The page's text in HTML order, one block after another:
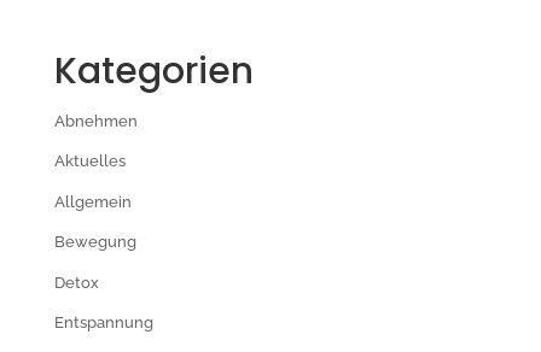
Kategorien
Abnehmen
Aktuelles
Allgemein
Bewegung
Detox
Entspannung